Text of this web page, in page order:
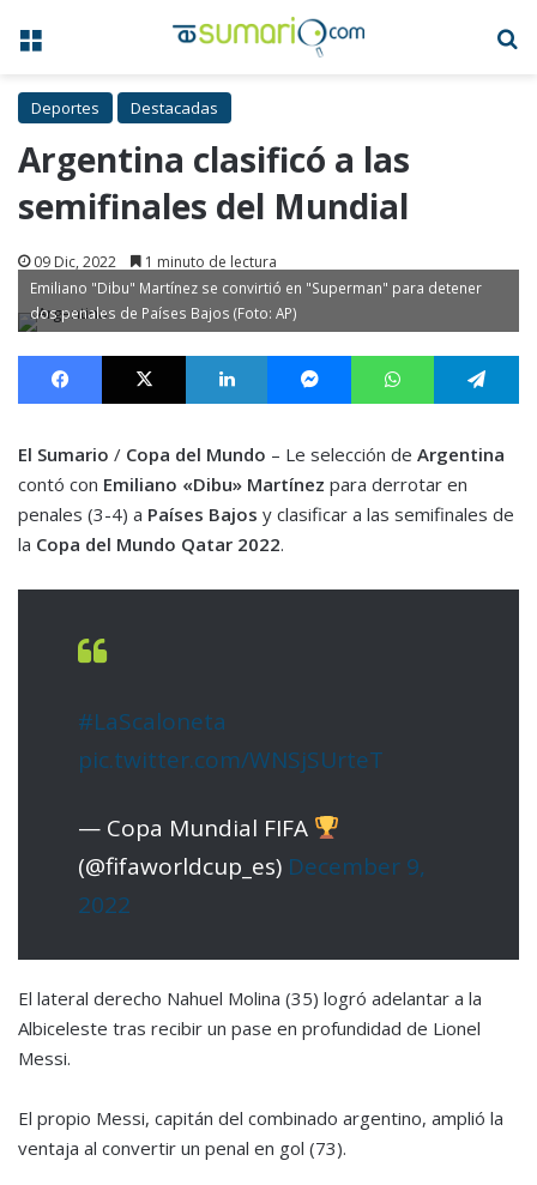
Menú
Deportes Destacadas
Argentina clasificó a las
semifinales del Mundial
09 Dic, 2022 1 minuto de lectura
Emiliano "Dibu" Martínez se convirtió en "Superman" para detener
dos penales de Países Bajos (Foto: AP)
Facebook X LinkedIn MessengerWhatsApp
El Sumario / Copa del Mundo – Le selección de Argentina
contó con Emiliano «Dibu» Martínez para derrotar en
penales (3-4) a Países Bajos y clasificar a las semifinales de
la Copa del Mundo Qatar 2022.
#LaScaloneta
pic.twitter.com/WNSjSUrteT
— Copa Mundial FIFA
(@fifaworldcup_es) December 9,
2022
El lateral derecho Nahuel Molina (35) logró adelantar a la
Albiceleste tras recibir un pase en profundidad de Lionel
Messi.
El propio Messi, capitán del combinado argentino, amplió la
ventaja al convertir un penal en gol (73).